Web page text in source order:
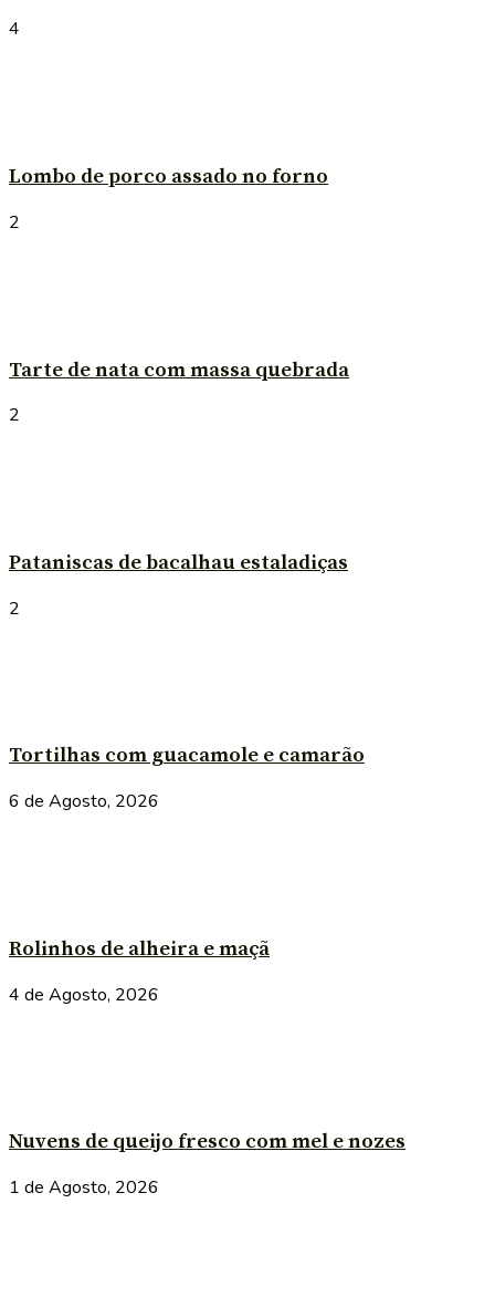
4
Lombo de porco assado no forno
2
Tarte de nata com massa quebrada
2
Pataniscas de bacalhau estaladiças
2
Tortilhas com guacamole e camarão
6 de Agosto, 2026
Rolinhos de alheira e maçã
4 de Agosto, 2026
Nuvens de queijo fresco com mel e nozes
1 de Agosto, 2026